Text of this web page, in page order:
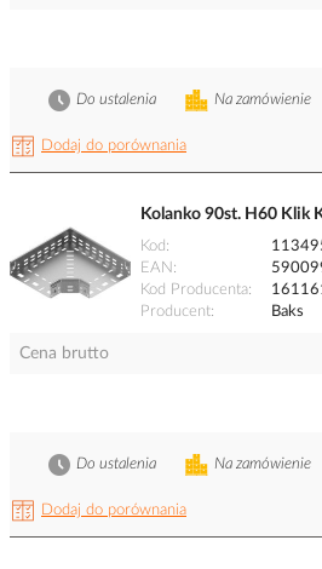
Dodaj do porównania
Na zamówienie
Do ustalenia
Kolanko 90st. H60 Klik
Kod
EAN
Kod Producenta
Producent
Baks
Cena brutto
Dodaj do porównania
Na zamówienie
Do ustalenia